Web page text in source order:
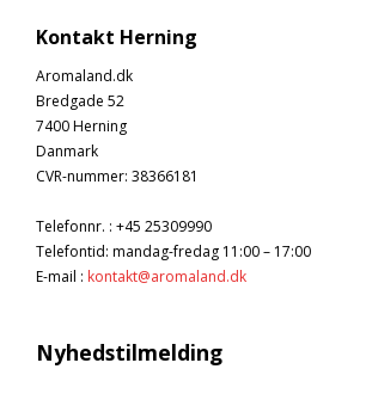
Kontakt Herning
Aromaland.dk
Bredgade 52
7400 Herning
Danmark
CVR-nummer: 38366181
Telefonnr. : +45 25309990
Telefontid: mandag-fredag 11:00 – 17:00
E-mail : kontakt@aromaland.dk
Nyhedstilmelding